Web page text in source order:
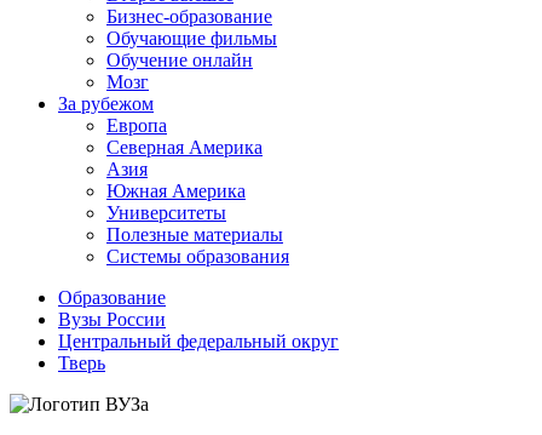
Бизнес-образование
Обучающие фильмы
Обучение онлайн
Мозг
За рубежом
Европа
Северная Америка
Азия
Южная Америка
Университеты
Полезные материалы
Системы образования
Образование
Вузы России
Центральный федеральный округ
Тверь